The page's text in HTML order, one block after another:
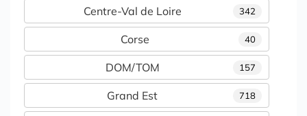
342
Centre-Val de Loire
40
Corse
157
DOM/TOM
718
Grand Est